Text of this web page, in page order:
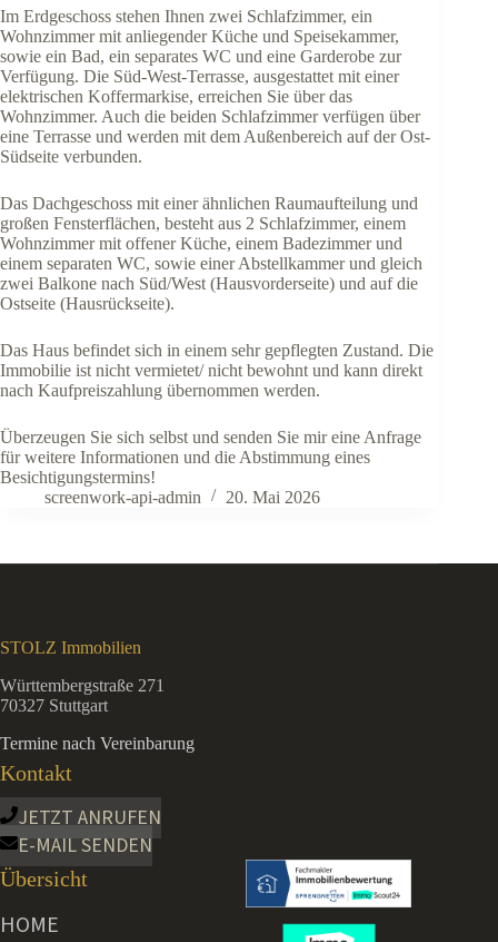
Im Erdgeschoss stehen Ihnen zwei Schlafzimmer, ein
Wohnzimmer mit anliegender Küche und Speisekammer,
sowie ein Bad, ein separates WC und eine Garderobe zur
Verfügung. Die Süd-West-Terrasse, ausgestattet mit einer
elektrischen Koffermarkise, erreichen Sie über das
Wohnzimmer. Auch die beiden Schlafzimmer verfügen über
eine Terrasse und werden mit dem Außenbereich auf der Ost-
Südseite verbunden.
Das Dachgeschoss mit einer ähnlichen Raumaufteilung und
großen Fensterflächen, besteht aus 2 Schlafzimmer, einem
Wohnzimmer mit offener Küche, einem Badezimmer und
einem separaten WC, sowie einer Abstellkammer und gleich
zwei Balkone nach Süd/West (Hausvorderseite) und auf die
Ostseite (Hausrückseite).
Das Haus befindet sich in einem sehr gepflegten Zustand. Die
Immobilie ist nicht vermietet/ nicht bewohnt und kann direkt
nach Kaufpreiszahlung übernommen werden.
Überzeugen Sie sich selbst und senden Sie mir eine Anfrage
für weitere Informationen und die Abstimmung eines
Besichtigungstermins!
screenwork-api-admin
20. Mai 2026
STOLZ Immobilien
Württembergstraße 271
70327 Stuttgart
Termine nach Vereinbarung
Kontakt
JETZT ANRUFEN
E-MAIL SENDEN
Übersicht
HOME